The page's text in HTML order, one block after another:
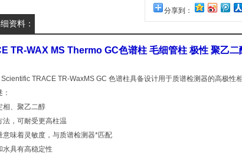
分享到：
资料：
TR-WAX MS Thermo GC色谱柱 毛细管柱 极性 聚乙二
TRACE TR-WaxMS GC 色谱柱具备设计用于质谱检测器的高极性
相、聚乙二醇
法，可耐受更高柱温
意味着灵敏度，与质谱检测器*匹配
水具有高稳定性